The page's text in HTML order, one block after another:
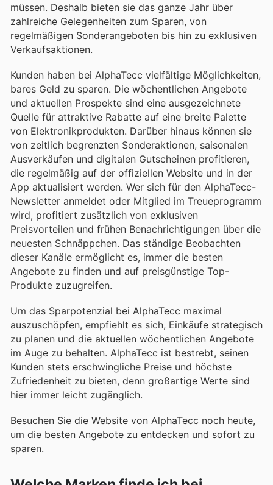
müssen. Deshalb bieten sie das ganze Jahr über
zahlreiche Gelegenheiten zum Sparen, von
regelmäßigen Sonderangeboten bis hin zu exklusiven
Verkaufsaktionen.
Kunden haben bei AlphaTecc vielfältige Möglichkeiten,
bares Geld zu sparen. Die wöchentlichen Angebote
und aktuellen Prospekte sind eine ausgezeichnete
Quelle für attraktive Rabatte auf eine breite Palette
von Elektronikprodukten. Darüber hinaus können sie
von zeitlich begrenzten Sonderaktionen, saisonalen
Ausverkäufen und digitalen Gutscheinen profitieren,
die regelmäßig auf der offiziellen Website und in der
App aktualisiert werden. Wer sich für den AlphaTecc-
Newsletter anmeldet oder Mitglied im Treueprogramm
wird, profitiert zusätzlich von exklusiven
Preisvorteilen und frühen Benachrichtigungen über die
neuesten Schnäppchen. Das ständige Beobachten
dieser Kanäle ermöglicht es, immer die besten
Angebote zu finden und auf preisgünstige Top-
Produkte zuzugreifen.
Um das Sparpotenzial bei AlphaTecc maximal
auszuschöpfen, empfiehlt es sich, Einkäufe strategisch
zu planen und die aktuellen wöchentlichen Angebote
im Auge zu behalten. AlphaTecc ist bestrebt, seinen
Kunden stets erschwingliche Preise und höchste
Zufriedenheit zu bieten, denn großartige Werte sind
hier immer leicht zugänglich.
Besuchen Sie die Website von AlphaTecc noch heute,
um die besten Angebote zu entdecken und sofort zu
sparen.